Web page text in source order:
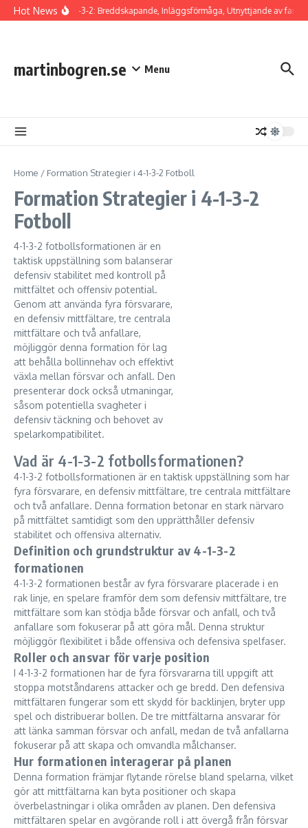
Skip to content
Hot NewsYtter i 4-1-3-2: Breddskapande, Inläggsförmåga, Utnyttjande av fart
martinbogren.se Menu
Home / Formation Strategier i 4-1-3-2 Fotboll
Formation Strategier i 4-1-3-2
Fotboll
4-1-3-2 fotbollsformationen är en
taktisk uppställning som balanserar
defensiv stabilitet med kontroll på
mittfältet och offensiv potential.
Genom att använda fyra försvarare,
en defensiv mittfältare, tre centrala
mittfältare och två anfallare,
möjliggör denna formation för lag
att behålla bollinnehav och effektivt
växla mellan försvar och anfall. Den
presenterar dock också utmaningar,
såsom potentiella svagheter i
defensiv täckning och behovet av
spelarkompatibilitet.
Vad är 4-1-3-2 fotbollsformationen?
4-1-3-2 fotbollsformationen är en taktisk uppställning som har
fyra försvarare, en defensiv mittfältare, tre centrala mittfältare
och två anfallare. Denna formation betonar en stark närvaro
på mittfältet samtidigt som den upprätthåller defensiv
stabilitet och offensiva alternativ.
Definition och grundstruktur av 4-1-3-2
formationen
4-1-3-2 formationen består av fyra försvarare placerade i en
rak linje, en spelare framför dem som defensiv mittfältare, tre
mittfältare som kan stödja både försvar och anfall, och två
anfallare som fokuserar på att göra mål. Denna struktur
möjliggör flexibilitet i både offensiva och defensiva spelfaser.
Roller och ansvar för varje position
I 4-1-3-2 formationen har de fyra försvararna till uppgift att
stoppa motståndarens attacker och ge bredd. Den defensiva
mittfältaren fungerar som ett skydd för backlinjen, bryter upp
spel och distribuerar bollen. De tre mittfältarna ansvarar för
att länka samman försvar och anfall, medan de två anfallarna
fokuserar på att skapa och omvandla målchanser.
Hur formationen interagerar på planen
Denna formation främjar flytande rörelse bland spelarna, vilket
gör att mittfältarna kan byta positioner och skapa
överbelastningar i olika områden av planen. Den defensiva
mittfältaren spelar en avgörande roll i att övergå från försvar